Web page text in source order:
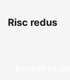
Risc redus
Începeți să